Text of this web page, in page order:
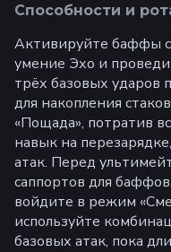
Способности и
Активируйте баффы
умение Эхо и
трёх базовых ударов
для накопления
«Пощада», потратив
навык на
атак. Перед
саппортов для
войдите в режим
используйте
базовых атак, пока